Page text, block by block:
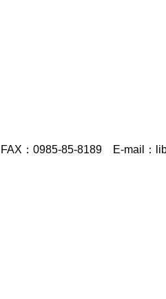
：0985-85-8189 E-mail：